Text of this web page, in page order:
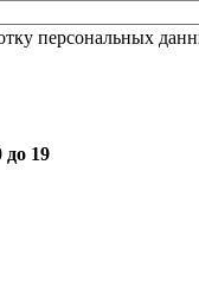
персональных
до 19